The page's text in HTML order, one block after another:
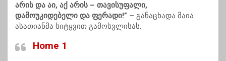
არის და აი, აქ არის – თავისუფალი,
დამოუკიდებელი და ფერადი!” – განაცხადა მაია
ასათიანმა სიტყვით გამოსვლისას.
Home 1